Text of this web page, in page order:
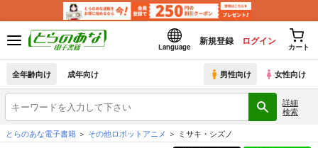
Language
新規登録 ログイン
カート
全年齢向け 成年向け 男性向け 女性向け
詳細
検索
とらのあな電子書籍 その他ロボットアニメ ミサキ・シズノ